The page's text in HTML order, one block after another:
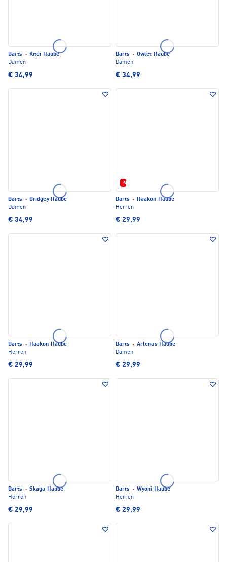
Barts · Kitei Haube
Damen
€ 34,99
Barts · Owlet Haube
Damen
€ 34,99
Barts · Bridgey Haube
Damen
€ 34,99
Neu
Barts · Haakon Haube
Herren
€ 29,99
Barts · Haakon Haube
Herren
€ 29,99
Barts · Arlenas Haube
Damen
€ 29,99
Barts · Skaga Haube
Herren
€ 29,99
Barts · Wyoni Haube
Herren
€ 29,99